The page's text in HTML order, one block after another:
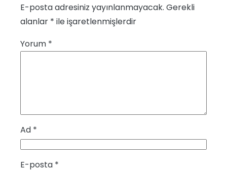
E-posta adresiniz yayınlanmayacak. Gerekli
alanlar * ile işaretlenmişlerdir
Yorum *
Ad *
E-posta *